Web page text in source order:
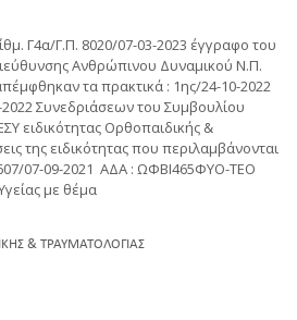
Γ4α/Γ.Π. 8020/07-03-2023 έγγραφο του
Ανθρώπινου Δυναμικού Ν.Π.
τα πρακτικά : 1ης/24-10-2022
Συνεδριάσεων του Συμβουλίου
ειδικότητας Ορθοπαιδικής &
της ειδικότητας που περιλαμβάνονται
07-09-2021 ΑΔΑ : ΩΦΒΙ465ΦΥΟ-ΤΕΟ
με θέμα
& ΤΡΑΥΜΑΤΟΛΟΓΙΑΣ